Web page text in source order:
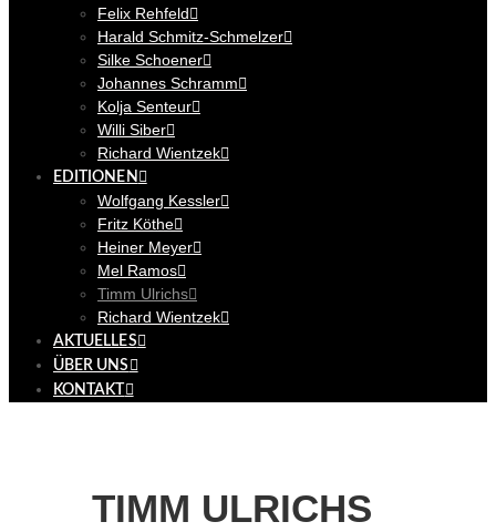
Felix Rehfeld
Harald Schmitz-Schmelzer
Silke Schoener
Johannes Schramm
Kolja Senteur
Willi Siber
Richard Wientzek
EDITIONEN
Wolfgang Kessler
Fritz Köthe
Heiner Meyer
Mel Ramos
Timm Ulrichs
Richard Wientzek
AKTUELLES
ÜBER UNS
KONTAKT
TIMM ULRICHS